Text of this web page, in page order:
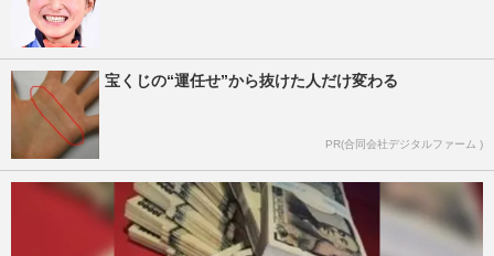
宝くじの“運任せ”から抜けた人だけ変わる
PR(合同会社デジタルファーム )